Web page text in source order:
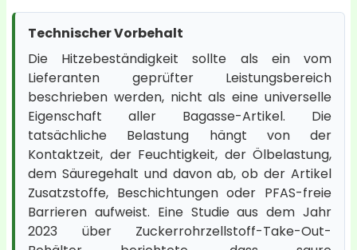
Technischer Vorbehalt
Die Hitzebeständigkeit sollte als ein vom
Lieferanten geprüfter Leistungsbereich
beschrieben werden, nicht als eine universelle
Eigenschaft aller Bagasse-Artikel. Die
tatsächliche Belastung hängt von der
Kontaktzeit, der Feuchtigkeit, der Ölbelastung,
dem Säuregehalt und davon ab, ob der Artikel
Zusatzstoffe, Beschichtungen oder PFAS-freie
Barrieren aufweist. Eine Studie aus dem Jahr
2023 über Zuckerrohrzellstoff-Take-Out-